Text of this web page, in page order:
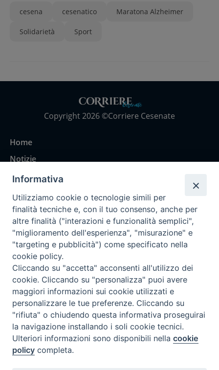
cesena cesenatico Maratona Alzheimer
Solidarietà Sport
Copyright 2026 ©Corriere Cesenate
Home
Notizie
Rubriche
Chi siamo
Come abbonarsi
Contatti
Informativa
Utilizziamo cookie o tecnologie simili per
finalità tecniche e, con il tuo consenso, anche per
altre finalità ("interazioni e funzionalità semplici",
"miglioramento dell'esperienza", "misurazione" e
"targeting e pubblicità") come specificato nella
cookie policy.
Cliccando su "accetta" acconsenti all'utilizzo dei
cookie. Cliccando su "personalizza" puoi avere
maggiori informazioni sui cookie utilizzati e
personalizzare le tue preferenze. Cliccando su
"rifiuta" o chiudendo questa informativa proseguirai
la navigazione installando i soli cookie tecnici.
Ulteriori informazioni sono disponibili nellacookie
policy completa.